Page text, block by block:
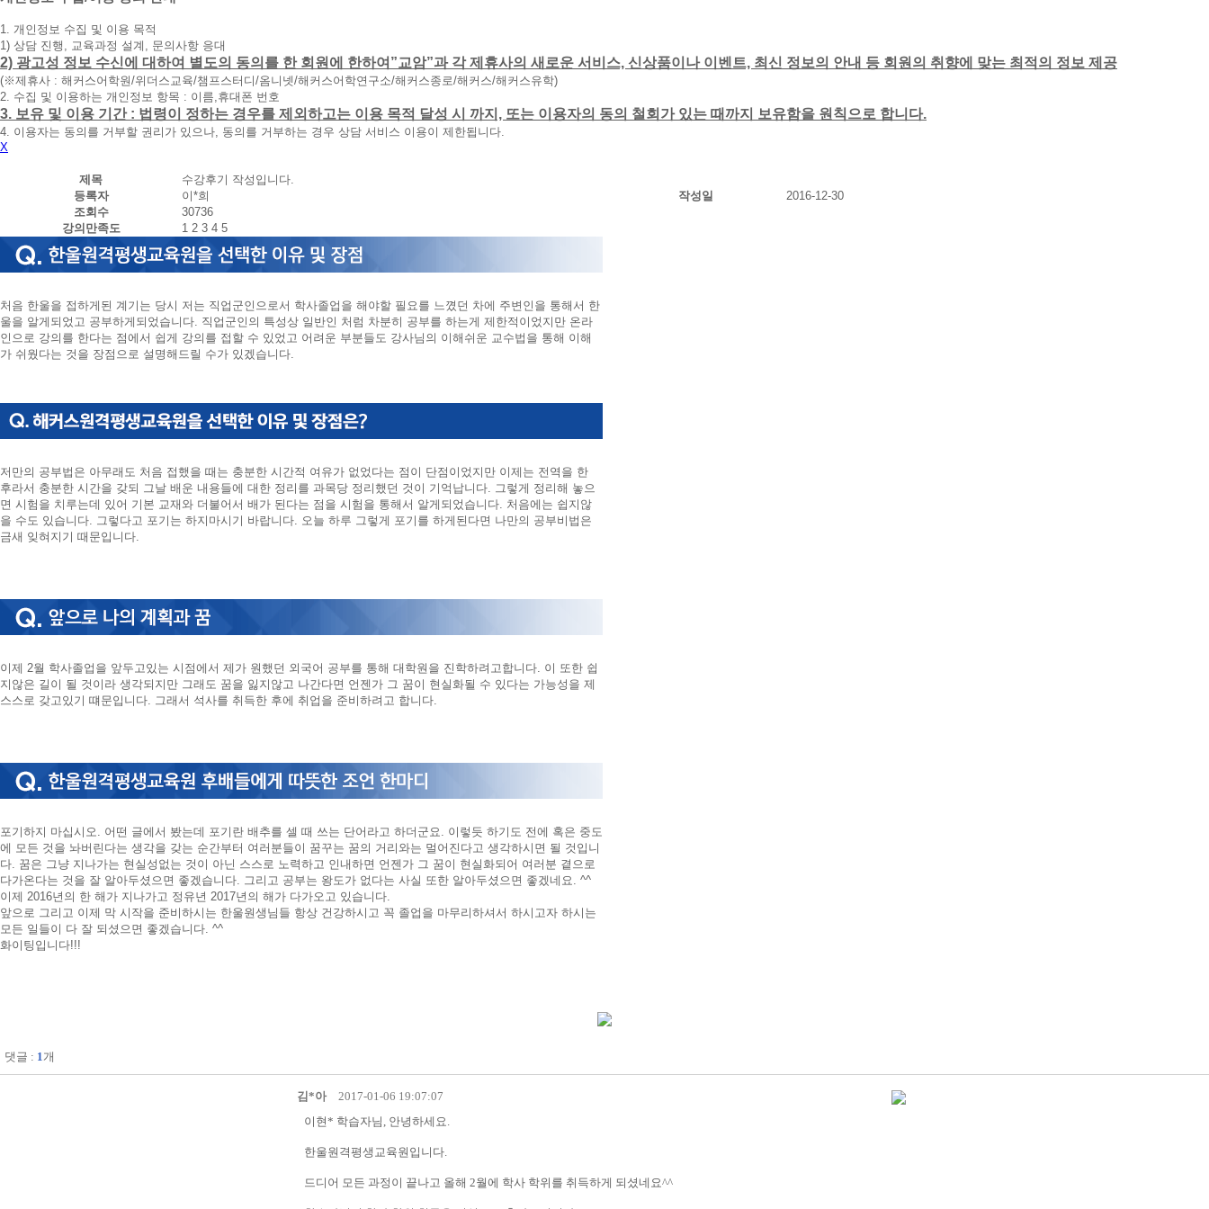
휴
대
폰
번
호
를
입
력
내
전
화
드
리
니
다.
1. 개인정보 수집 및 이용 목적
1) 상담 진행, 교육과정 설계, 문의사항 응대
2) 광고성 정보 수신에 대하여 별도의 동의를 한 회원에 한하여”교암”과 각 제휴사의 새로운 서비스, 신상품이나 이벤트, 최신 정보의 안내 등 회원의 취향에 맞는 최적의 정보 제공
(※제휴사 : 해커스어학원/위더스교육/챔프스터디/옴니넷/해커스어학연구소/해커스종로/해커스/해커스유학)
2. 수집 및 이용하는 개인정보 항목 : 이름,휴대폰 번호
3. 보유 및 이용 기간 : 법령이 정하는 경우를 제외하고는 이용 목적 달성 시 까지, 또는 이용자의 동의 철회가 있는 때까지 보유함을 원칙으로 합니다.
4. 이용자는 동의를 거부할 권리가 있으나, 동의를 거부하는 경우 상담 서비스 이용이 제한됩니다.
X
제목
수강후기 작성입니다.
등록자
이*희 작성일
2016-12-30
조회수
30736
강의만족도
1 2 3 4 5
처음 한울을 접하게된 계기는 당시 저는 직업군인으로서 학사졸업을 해야할 필요를 느꼈던 차에 주변인을 통해서 한
울을 알게되었고 공부하게되었습니다. 직업군인의 특성상 일반인 처럼 차분히 공부를 하는게 제한적이었지만 온라
인으로 강의를 한다는 점에서 쉽게 강의를 접할 수 있었고 어려운 부분들도 강사님의 이해쉬운 교수법을 통해 이해
가 쉬웠다는 것을 장점으로 설명해드릴 수가 있겠습니다.
저만의 공부법은 아무래도 처음 접했을 때는 충분한 시간적 여유가 없었다는 점이 단점이었지만 이제는 전역을 한
후라서 충분한 시간을 갖되 그날 배운 내용들에 대한 정리를 과목당 정리했던 것이 기억납니다. 그렇게 정리해 놓으
면 시험을 치루는데 있어 기본 교재와 더불어서 배가 된다는 점을 시험을 통해서 알게되었습니다. 처음에는 쉽지않
을 수도 있습니다. 그렇다고 포기는 하지마시기 바랍니다. 오늘 하루 그렇게 포기를 하게된다면 나만의 공부비법은
금새 잊혀지기 때문입니다.
이제 2월 학사졸업을 앞두고있는 시점에서 제가 원했던 외국어 공부를 통해 대학원을 진학하려고합니다. 이 또한 쉽
지않은 길이 될 것이라 생각되지만 그래도 꿈을 잃지않고 나간다면 언젠가 그 꿈이 현실화될 수 있다는 가능성을 제
스스로 갖고있기 떄문입니다. 그래서 석사를 취득한 후에 취업을 준비하려고 합니다.
포기하지 마십시오. 어떤 글에서 봤는데 포기란 배추를 셀 때 쓰는 단어라고 하더군요. 이렇듯 하기도 전에 혹은 중도
에 모든 것을 놔버린다는 생각을 갖는 순간부터 여러분들이 꿈꾸는 꿈의 거리와는 멀어진다고 생각하시면 될 것입니
다. 꿈은 그냥 지나가는 현실성없는 것이 아닌 스스로 노력하고 인내하면 언젠가 그 꿈이 현실화되어 여러분 곁으로
다가온다는 것을 잘 알아두셨으면 좋겠습니다. 그리고 공부는 왕도가 없다는 사실 또한 알아두셨으면 좋겠네요. ^^
이제 2016년의 한 해가 지나가고 정유년 2017년의 해가 다가오고 있습니다.
앞으로 그리고 이제 막 시작을 준비하시는 한울원생님들 항상 건강하시고 꼭 졸업을 마무리하셔서 하시고자 하시는
모든 일들이 다 잘 되셨으면 좋겠습니다. ^^
화이팅입니다!!!
댓글 : 1 개
김*아
2017-01-06 19:07:07
이현* 학습자님, 안녕하세요.
한울원격평생교육원입니다.
드디어 모든 과정이 끝나고 올해 2월에 학사 학위를 취득하게 되셨네요^^